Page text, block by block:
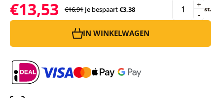
€13,53 €16,91 Je bespaart€3,38 -
+ st.
IN WINKELWAGEN